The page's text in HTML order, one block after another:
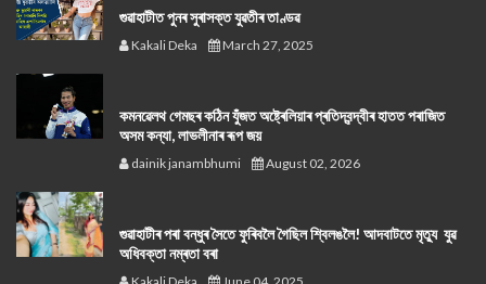
গুৱাহাটীত পুনৰ সুৰাসক্ত যুৱতীৰ তাণ্ডৱ
Kakali Deka March 27, 2025
কমনৱেলথ গেমছৰ কঠিন যুঁজত অষ্ট্ৰেলিয়াৰ প্ৰতিদ্বন্দ্বীৰ হাতত পৰাজিত
অসম কন্যা, লাভলীনাৰ ৰূপ জয়
dainik janambhumi August 02, 2026
গুৱাহাটীৰ পৰা বন্ধুৰ সৈতে ফুৰিবলৈ গৈছিল শ্বিলঙলৈ! আদবাটতে মৃত্যু যুৱ
অধিবক্তা নম্ৰতা বৰা